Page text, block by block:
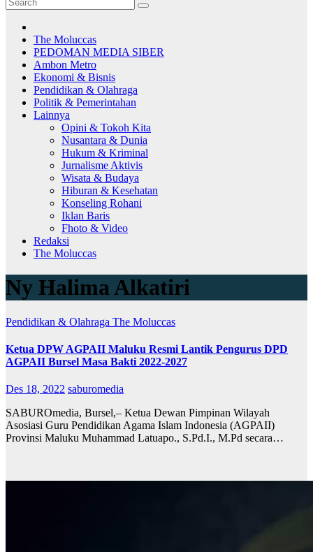
The Moluccas
PEDOMAN MEDIA SIBER
Ambon Metro
Ekonomi & Bisnis
Pendidikan & Olahraga
Politik & Pemerintahan
Lainnya
Opini & Tokoh Kita
Nusantara & Dunia
Hukum & Kriminal
Jurnalisme Aktivis
Wisata & Budaya
Hiburan & Kesehatan
Konseling Rohani
Iklan Baris
Fhoto & Video
Redaksi
The Moluccas
Ny Halima Alkatiri
Pendidikan & Olahraga The Moluccas
Ketua DPW AGPAII Maluku Resmi Lantik Pengurus DPD
AGPAII Bursel Masa Bakti 2022-2027
Des 18, 2022 saburomedia
SABUROmedia, Bursel,– Ketua Dewan Pimpinan Wilayah
Asosiasi Guru Pendidikan Agama Islam Indonesia (AGPAII)
Provinsi Maluku Muhammad Latuapo., S.Pd.I., M.Pd secara…